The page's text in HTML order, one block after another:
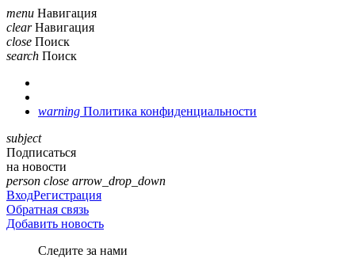
menu Навигация
clear Навигация
close Поиск
search Поиск
warning Политика конфиденциальности
subject
Подписаться
на новости
person close arrow_drop_down
ВходРегистрация
Обратная связь
Добавить новость
Cледите за нами